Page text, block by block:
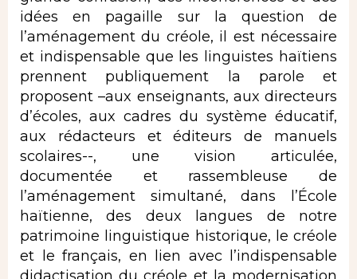
idées en pagaille sur la question de
l’aménagement du créole, il est nécessaire
et indispensable que les linguistes haïtiens
prennent publiquement la parole et
proposent –aux enseignants, aux directeurs
d’écoles, aux cadres du système éducatif,
aux rédacteurs et éditeurs de manuels
scolaires--, une vision articulée,
documentée et rassembleuse de
l’aménagement simultané, dans l’École
haïtienne, des deux langues de notre
patrimoine linguistique historique, le créole
et le français, en lien avec l’indispensable